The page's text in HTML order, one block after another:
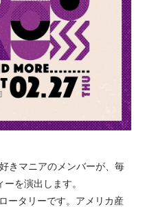
きマニアのメンバーが、毎
を演出します。
ータリーです。アメリカ産